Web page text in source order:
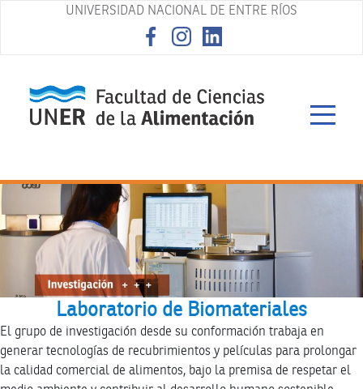
UNIVERSIDAD NACIONAL DE ENTRE RÍOS
asd
Laboratorio de Biomateriales
El grupo de investigación desde su conformación trabaja en
generar tecnologías de recubrimientos y películas para prolongar
la calidad comercial de alimentos, bajo la premisa de respetar el